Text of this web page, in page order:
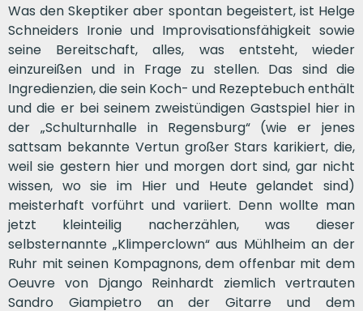
Was den Skeptiker aber spontan begeistert, ist Helge
Schneiders Ironie und Improvisationsfähigkeit sowie
seine Bereitschaft, alles, was entsteht, wieder
einzureißen und in Frage zu stellen. Das sind die
Ingredienzien, die sein Koch- und Rezeptebuch enthält
und die er bei seinem zweistündigen Gastspiel hier in
der „Schulturnhalle in Regensburg“ (wie er jenes
sattsam bekannte Vertun großer Stars karikiert, die,
weil sie gestern hier und morgen dort sind, gar nicht
wissen, wo sie im Hier und Heute gelandet sind)
meisterhaft vorführt und variiert. Denn wollte man
jetzt kleinteilig nacherzählen, was dieser
selbsternannte „Klimperclown“ aus Mühlheim an der
Ruhr mit seinen Kompagnons, dem offenbar mit dem
Oeuvre von Django Reinhardt ziemlich vertrauten
Sandro Giampietro an der Gitarre und dem